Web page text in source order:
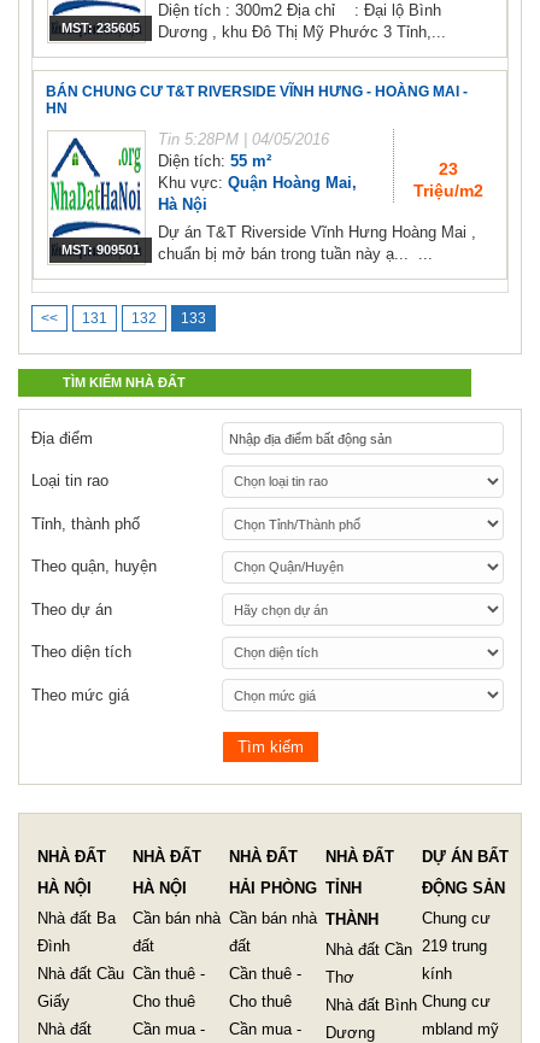
MST: 235605
Diện tích : 300m2 Địa chỉ : Đại lộ Bình
Dương , khu Đô Thị Mỹ Phước 3 Tỉnh,...
BÁN CHUNG CƯ T&T RIVERSIDE VĨNH HƯNG - HOÀNG MAI -
HN
MST: 909501
Tin 5:28PM | 04/05/2016
Diện tích: 55 m²
Khu vực: Quận Hoàng Mai,
Hà Nội
23
Triệu/m2
Dự án T&T Riverside Vĩnh Hưng Hoàng Mai ,
chuẩn bị mở bán trong tuần này ạ... ...
<< 131 132 133
TÌM KIẾM NHÀ ĐẤT
Địa điểm
Loại tin rao
Tỉnh, thành phố
Theo quận, huyện
Theo dự án
Theo diện tích
Theo mức giá
NHÀ ĐẤT
HÀ NỘI
Nhà đất Ba
Đình
Nhà đất Cầu
Giấy
Nhà đất
NHÀ ĐẤT
HÀ NỘI
Cần bán nhà
đất
Cần thuê -
Cho thuê
Cần mua -
NHÀ ĐẤT
HẢI PHÒNG
Cần bán nhà
đất
Cần thuê -
Cho thuê
Cần mua -
NHÀ ĐẤT
TỈNH
THÀNH
Nhà đất Cần
Thơ
Nhà đất Bình
Dương
DỰ ÁN BẤT
ĐỘNG SẢN
Chung cư
219 trung
kính
Chung cư
mbland mỹ